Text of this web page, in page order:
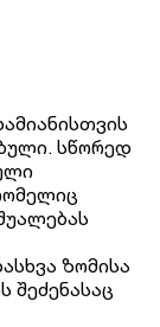
სწორედ
ზომისა
შეძენასაც